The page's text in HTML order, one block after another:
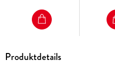
Produktdetails